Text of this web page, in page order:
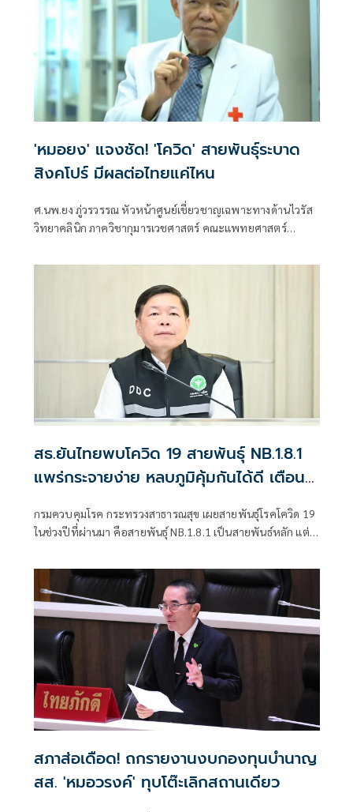
'หมอยง' แจงชัด! 'โควิด' สายพันธุ์ระบาด
สิงคโปร์ มีผลต่อไทยแค่ไหน
ศ.นพ.ยง ภู่วรวรรณ หัวหน้าศูนย์เชี่ยวชาญเฉพาะทางด้านไวรัส
วิทยาคลินิก ภาควิชากุมารเวชศาสตร์ คณะแพทยศาสตร์
สธ.ยันไทยพบโควิด 19 สายพันธุ์ NB.1.8.1
แพร่กระจายง่าย หลบภูมิคุ้มกันได้ดี เตือน
กรมควบคุมโรค กระทรวงสาธารณสุข เผยสายพันธุ์โรคโควิด 19
ในช่วงปีที่ผ่านมา คือสายพันธุ์ NB.1.8.1 เป็นสายพันธ์หลัก แต่
หรือโรครุนแรงมากขึ้น
สภาส่อเดือด! ถกรายงานงบกองทุนบำนาญ
สส. 'หมอวรงค์' ทุบโต๊ะเลิกสถานเดียว